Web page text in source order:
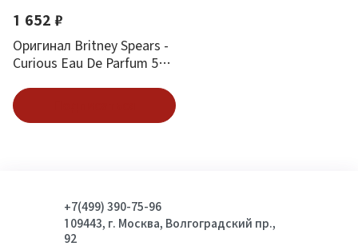
1 652 ₽
Оригинал Britney Spears -
Curious Eau De Parfum 50
+7(499) 390-75-96
109443, г. Москва, Волгоградский пр.,
92